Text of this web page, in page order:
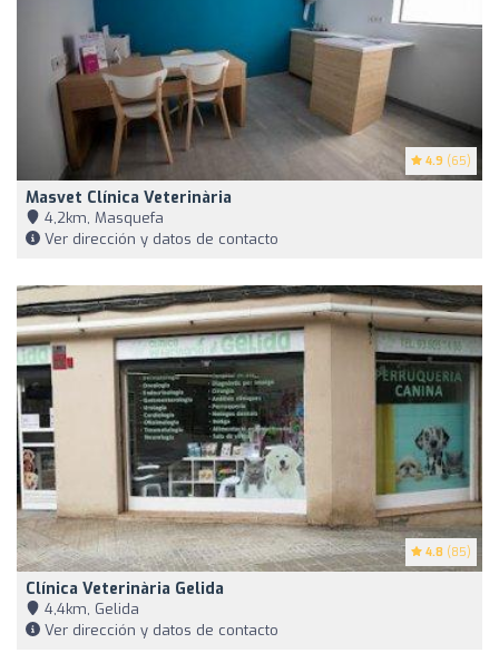
4.9 (65)
Masvet Clínica Veterinària
4,2km, Masquefa
Ver dirección y datos de contacto
4.8 (85)
Clínica Veterinària Gelida
4,4km, Gelida
Ver dirección y datos de contacto